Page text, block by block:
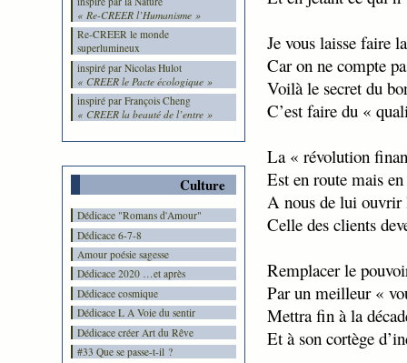
« Re-CREER l’Humanisme »
Re-CREER le monde
superlumineux
inspiré par Nicolas Hulot
« CREER le Pacte écologique »
inspiré par François Cheng
« CREER la beauté de l’entre »
Culture
Dédicace "Romans d'Amour"
Dédicace 6-7-8
Amour poésie sagesse
Dédicace 2020 …et après
Dédicace cosmique
Dédicace L A Voie du sentir
Dédicace créer Art du Rêve
#33 Que se passe-t-il ?
Je vous laisse faire
Car on ne compte
Voilà le secret du
C’est faire du «
La « révolution
Est en route mais
A nous de lui ouvrir
Celle des clients
Remplacer le
Par un meilleur «
Mettra fin à la
Et à son cortège